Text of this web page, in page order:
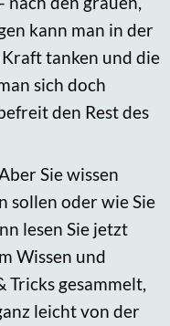
kann man in der
tanken und die
sich doch
den Rest des
Sie wissen
sollen oder wie Sie
lesen Sie jetzt
Wissen und
Tricks gesammelt,
leicht von der